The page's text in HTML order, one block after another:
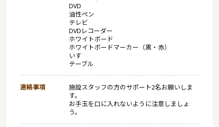
DVD
油性ペン
テレビ
DVDレコーダー
ホワイトボード
ホワイトボードマーカー（黒・赤）
いす
テーブル
連絡事項
施設スタッフの方のサポート2名お願いしま
す。
お手玉を口に入れないように注意しましょ
う。